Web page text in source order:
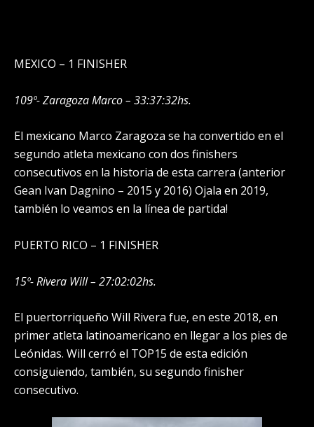
MEXICO – 1 FINISHER
109º- Zaragoza Marco – 33:37:32hs.
El mexicano Marco Zaragoza se ha convertido en el
segundo atleta mexicano con dos finishers
consecutivos en la historia de esta carrera (anterior
Gean Ivan Dagnino – 2015 y 2016) Ojala en 2019,
también lo veamos en la línea de partida!
PUERTO RICO – 1 FINISHER
15º- Rivera Will – 27:02:02hs.
El puertorriqueño Will Rivera fue, en este 2018, en
primer atleta latinoamericano en llegar a los pies de
Leónidas. Will cerró el TOP15 de esta edición
consiguiendo, también, su segundo finisher
consecutivo.